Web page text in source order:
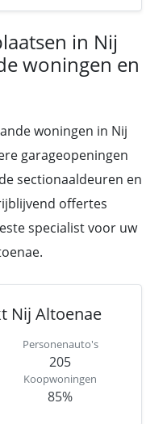
in Nij
woningen en
woningen in Nij
garageopeningen
sectionaaldeuren en
offertes
specialist voor uw
Nij Altoenae
Personenauto's
205
Koopwoningen
85%